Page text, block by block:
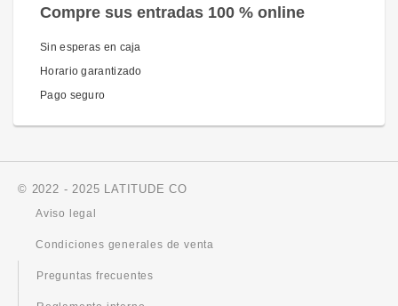
Compre sus entradas 100 % online
Sin esperas en caja
Horario garantizado
Pago seguro
© 2022 - 2025 LATITUDE CO
Aviso legal
Condiciones generales de venta
Preguntas frecuentes